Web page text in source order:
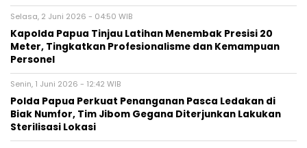
Selasa, 2 Juni 2026 - 04:50 WIB
Kapolda Papua Tinjau Latihan Menembak Presisi 20
Meter, Tingkatkan Profesionalisme dan Kemampuan
Personel
Senin, 1 Juni 2026 - 12:42 WIB
Polda Papua Perkuat Penanganan Pasca Ledakan di
Biak Numfor, Tim Jibom Gegana Diterjunkan Lakukan
Sterilisasi Lokasi